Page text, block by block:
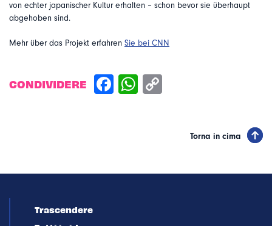
von echter japanischer Kultur erhalten – schon bevor sie überhaupt
abgehoben sind.
Mehr über das Projekt erfahren Sie bei CNN
CONDIVIDERE
Torna in cima
Trascendere